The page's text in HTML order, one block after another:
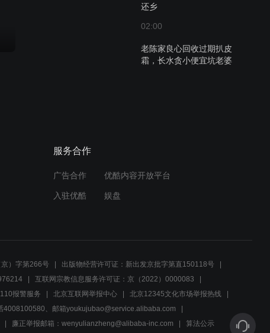
还乡
02:00
老陈家良心回收过期扒皮
霜，长水贪小便宜坑老婆
今天是个好日子：我是批发
01:54
今天是个好日子：自己拿酒
瓶子打酒，让别人交钱？
服务合作
广告合作 优酷内容开放平台
入驻优酷 娱盘
）字第266号
出版物经营许可证：新出发京批字第直150118号
互联网宗教信息服务许可证：京（2022）0000083
报警服务 北京互联网举报中心
北京12345文化市场举报热线
4008100580、邮箱youkujubao@service.alibaba.com
廉正举报邮箱：wenyulianzheng@alibaba-inc.com 算法公示